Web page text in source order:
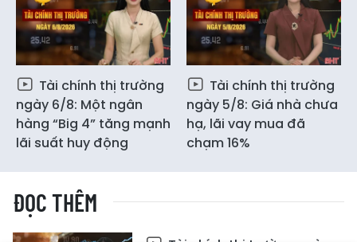
Tài chính thị trường
ngày 6/8: Một ngân
hàng “Big 4” tăng mạnh
lãi suất huy động
Tài chính thị trường
ngày 5/8: Giá nhà chưa
hạ, lãi vay mua đã
chạm 16%
ĐỌC THÊM